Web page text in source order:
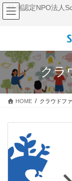
コ
ン
に
移
動
ナ
ビ
ョ
ン
に
移
特例認定NPO法人
クラ
HOME クラウドフ